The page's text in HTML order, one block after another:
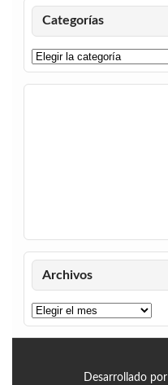
Categorías
Categorías
Archivos
Archivos
Desarrollado por